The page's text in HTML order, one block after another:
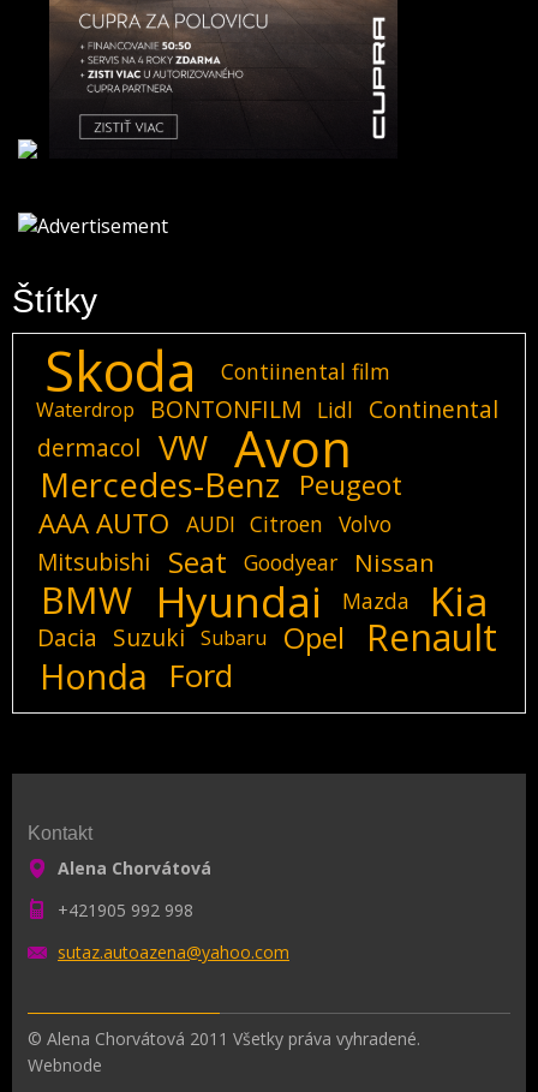
Štítky
Skoda Contiinental film
Waterdrop BONTONFILM Lidl
Continental
dermacol
VW Avon
Mercedes-Benz
Peugeot
AAA AUTO
AUDI Citroen Volvo
Mitsubishi Seat Goodyear Nissan
BMW Hyundai Mazda Kia
Dacia Suzuki Subaru Opel Renault
Honda Ford
Kontakt
Alena Chorvátová
+421905 992 998
sutaz.autoazena@yahoo.com
© Alena Chorvátová 2011 Všetky práva vyhradené.
Webnode